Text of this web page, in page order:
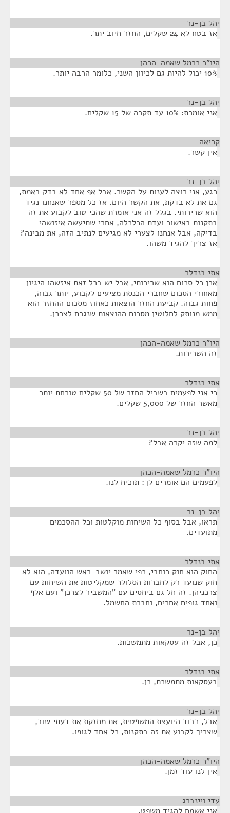
יהל בן-נר
אז בטח לא 24 שקלים, החזר חיוב יתר.
היו"ר כרמל שאמה-הכהן
10% יכול להיות גם לכיוון השני, כלומר הרבה יותר.
יהל בן-נר
אני אומרת: 10% עד תקרה של 15 שקלים.
קריאה
אין קשר.
יהל בן-נר
רגע, אני רוצה לענות על הקשר. אבל אף אחד לא בדק באמת,
גם את לא בדקת, את הקשר היום. אז כל מספר שאנחנו נגיד
הוא שרירותי. בגלל זה אני אומרת שהכי טוב לקבוע את זה
בתקנות באישור ועדת הכלכלה, אחרי שתיעשה איזושהי
בדיקה, אבל אנחנו לצערי לא מגיעים לנתיב הזה, את מבינה?
אז צריך להגיד משהו.
אתי בנדלר
אכן כל סכום הוא שרירותי, אבל יש בכל זאת איזשהו היגיון
מאחורי הסכום שחברי הכנסת מציעים לקבוע, יותר גבוה,
פחות גבוה. קביעת החזר הוצאות כאחוז מסכום ההחזר הוא
ממש מנותק לחלוטין מסכום ההוצאות שנגרם לצרכן.
היו"ר כרמל שאמה-הכהן
זה השרירות.
אתי בנדלר
כי אני לפעמים בשביל החזר של 50 שקלים טורחת יותר
מאשר החזר של 5,000 שקלים.
יהל בן-נר
למה שזה יקרה אבל?
היו"ר כרמל שאמה-הכהן
לפעמים הם אומרים לך: תוכיח לנו.
יהל בן-נר
תראו, אבל בסוף כל השיחות מוקלטות וכל ההסכמים
מתועדים.
אתי בנדלר
החוק הוא חוק רוחבי, כפי שאמר יושב-ראש הוועדה, הוא לא
חוק שנועד רק לחברות הסלולר שמקליטות את השיחות עם
צרכניהן. זה חל גם ביחסים עם "המשביר לצרכן" ועם אלף
ואחד גופים אחרים, וחברת החשמל.
יהל בן-נר
כן, אבל זה עסקאות מתמשכות.
אתי בנדלר
בעסקאות מתמשכת, כן.
יהל בן-נר
אבל, כבוד היועצת המשפטית, את מחזקת את דעתי שוב,
שצריך לקבוע את זה בתקנות, כל אחד לגופו.
היו"ר כרמל שאמה-הכהן
אין לנו עוד זמן.
עדי ויינברג